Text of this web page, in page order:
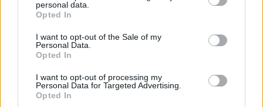
personal data.
Opted In
I want to opt-out of the Sale of my
Personal Data.
Opted In
I want to opt-out of processing my
Personal Data for Targeted Advertising.
Opted In